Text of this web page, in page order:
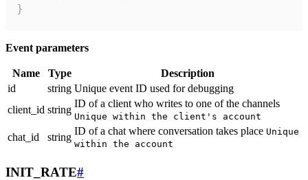
}
Event parameters
Name Type
Description
id
string Unique event ID used for debugging
client_id string
ID of a client who writes to one of the channels
Unique within the client's account
chat_id string
ID of a chat where conversation takes place Unique
within the account
INIT_RATE#